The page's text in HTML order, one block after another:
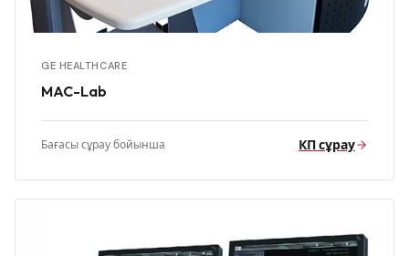
GE HEALTHCARE
MAC-Lab
Бағасы сұрау бойынша КП сұрау